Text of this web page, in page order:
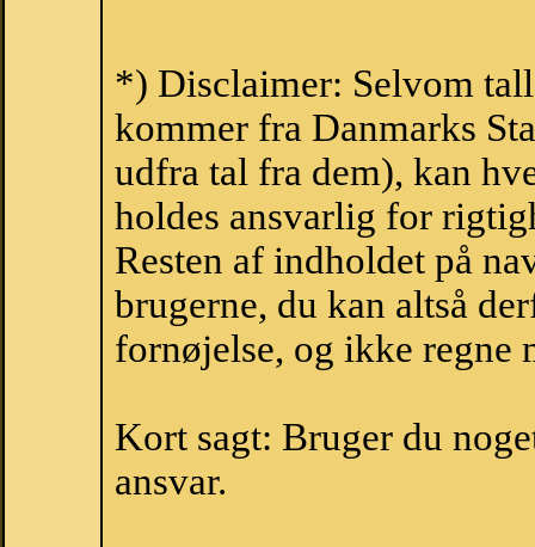
*) Disclaimer: Selvom
kommer fra Danmarks
udfra tal fra dem), kan
holdes ansvarlig for
Resten af indholdet på
brugerne, du kan altså
fornøjelse, og ikke regne
Kort sagt: Bruger du
ansvar.